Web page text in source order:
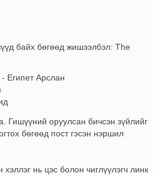
байх бөгөөд жишээлбэл: The
Египет Арслан
Гишүүний оруулсан бичсэн зүйлийг
бөгөөд пост гэсэн нэршил
нь цэс болон чиглүүлэгч линк